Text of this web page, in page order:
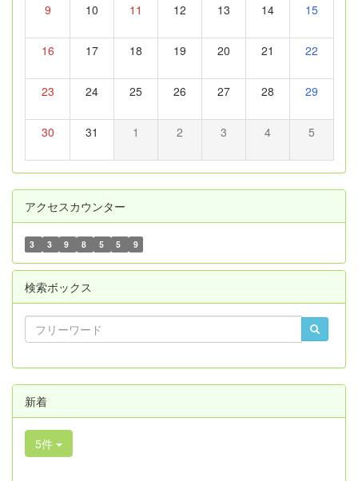
9 10 11 12 13 14 15
16 17 18 19 20 21 22
23 24 25 26 27 28 29
30 31 1 2 3 4 5
アクセスカウンター
3 3 9 8 5 5 9
検索ボックス
新着
5件